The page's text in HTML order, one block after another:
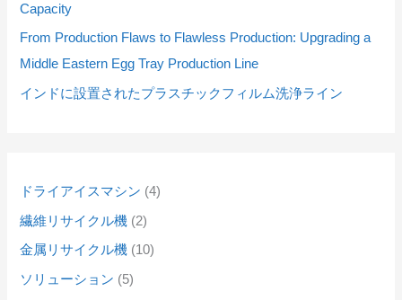
Capacity
From Production Flaws to Flawless Production: Upgrading a
Middle Eastern Egg Tray Production Line
インドに設置されたプラスチックフィルム洗浄ライン
ドライアイスマシン 4
繊維リサイクル機 2
金属リサイクル機 10
ソリューション 5